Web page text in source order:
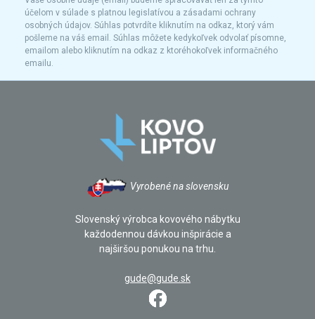
účelom v súlade s platnou legislatívou a zásadami ochrany
osobných údajov. Súhlas potvrdíte kliknutím na odkaz, ktorý vám
pošleme na váš email. Súhlas môžete kedykoľvek odvolať písomne,
emailom alebo kliknutím na odkaz z ktoréhokoľvek informačného
emailu.
Vyrobené na slovensku
Slovenský výrobca kovového nábytku
každodennou dávkou inšpirácie a
najširšou ponukou na trhu.
gude@gude.sk